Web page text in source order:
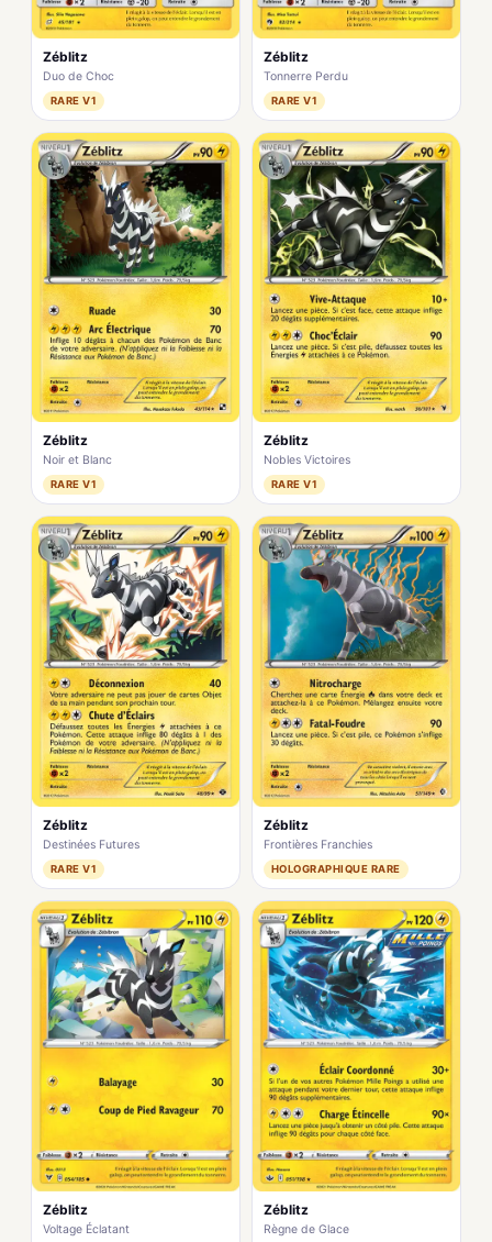
Zéblitz
Duo de Choc
RARE V1
Zéblitz
Tonnerre Perdu
RARE V1
Zéblitz
Noir et Blanc
RARE V1
Zéblitz
Nobles Victoires
RARE V1
Zéblitz
Destinées Futures
RARE V1
Zéblitz
Frontières Franchies
HOLOGRAPHIQUE RARE
Zéblitz
Voltage Éclatant
Zéblitz
Règne de Glace